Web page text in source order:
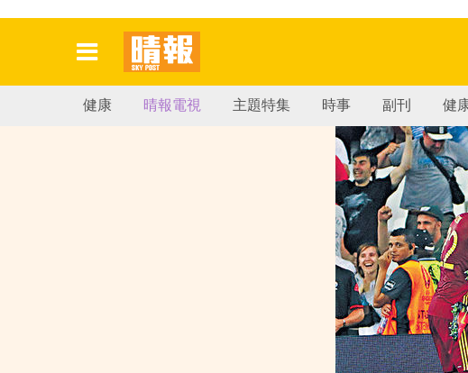
健康 晴報電視 主題特集 時事 副刊 健